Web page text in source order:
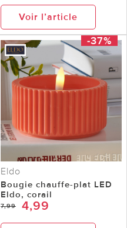
Voir l’article
-37%
Eldo
Bougie chauffe-plat LED
Eldo, corail
7,99 4,99